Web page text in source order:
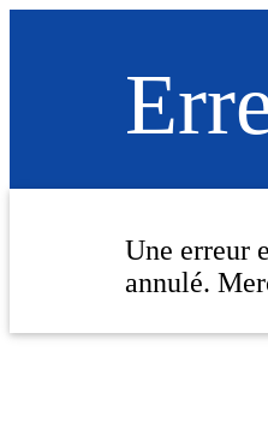
Une erreur
annulé.